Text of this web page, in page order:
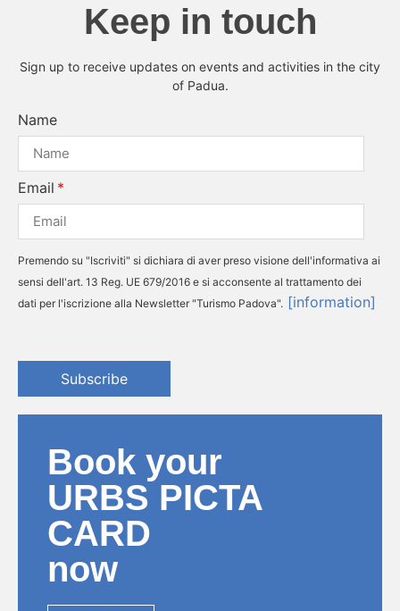
Keep in touch
Sign up to receive updates on events and activities in the city
of Padua.
Name
Email
Premendo su "Iscriviti" si dichiara di aver preso visione dell'informativa ai
sensi dell'art. 13 Reg. UE 679/2016 e si acconsente al trattamento dei
dati per l'iscrizione alla Newsletter "Turismo Padova". [information]
Subscribe
Book your
URBS PICTA
CARD
now